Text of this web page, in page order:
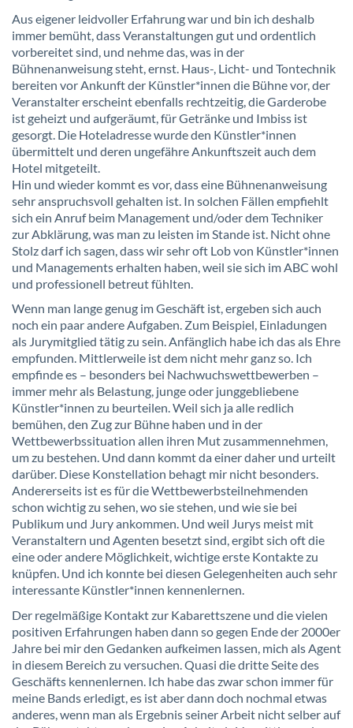
Aus eigener leidvoller Erfahrung war und bin ich deshalb
immer bemüht, dass Veranstaltungen gut und ordentlich
vorbereitet sind, und nehme das, was in der
Bühnenanweisung steht, ernst. Haus-, Licht- und Tontechnik
bereiten vor Ankunft der Künstler*innen die Bühne vor, der
Veranstalter erscheint ebenfalls rechtzeitig, die Garderobe
ist geheizt und aufgeräumt, für Getränke und Imbiss ist
gesorgt. Die Hoteladresse wurde den Künstler*innen
übermittelt und deren ungefähre Ankunftszeit auch dem
Hotel mitgeteilt.
Hin und wieder kommt es vor, dass eine Bühnenanweisung
sehr anspruchsvoll gehalten ist. In solchen Fällen empfiehlt
sich ein Anruf beim Management und/oder dem Techniker
zur Abklärung, was man zu leisten im Stande ist. Nicht ohne
Stolz darf ich sagen, dass wir sehr oft Lob von Künstler*innen
und Managements erhalten haben, weil sie sich im ABC wohl
und professionell betreut fühlten.
Wenn man lange genug im Geschäft ist, ergeben sich auch
noch ein paar andere Aufgaben. Zum Beispiel, Einladungen
als Jurymitglied tätig zu sein. Anfänglich habe ich das als Ehre
empfunden. Mittlerweile ist dem nicht mehr ganz so. Ich
empfinde es – besonders bei Nachwuchswettbewerben –
immer mehr als Belastung, junge oder junggebliebene
Künstler*innen zu beurteilen. Weil sich ja alle redlich
bemühen, den Zug zur Bühne haben und in der
Wettbewerbssituation allen ihren Mut zusammennehmen,
um zu bestehen. Und dann kommt da einer daher und urteilt
darüber. Diese Konstellation behagt mir nicht besonders.
Andererseits ist es für die Wettbewerbsteilnehmenden
schon wichtig zu sehen, wo sie stehen, und wie sie bei
Publikum und Jury ankommen. Und weil Jurys meist mit
Veranstaltern und Agenten besetzt sind, ergibt sich oft die
eine oder andere Möglichkeit, wichtige erste Kontakte zu
knüpfen. Und ich konnte bei diesen Gelegenheiten auch sehr
interessante Künstler*innen kennenlernen.
Der regelmäßige Kontakt zur Kabarettszene und die vielen
positiven Erfahrungen haben dann so gegen Ende der 2000er
Jahre bei mir den Gedanken aufkeimen lassen, mich als Agent
in diesem Bereich zu versuchen. Quasi die dritte Seite des
Geschäfts kennenlernen. Ich habe das zwar schon immer für
meine Bands erledigt, es ist aber dann doch nochmal etwas
anderes, wenn man als Ergebnis seiner Arbeit nicht selber auf